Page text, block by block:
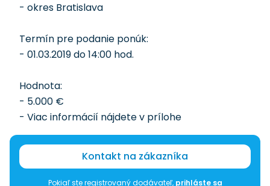
- okres Bratislava
Termín pre podanie ponúk:
- 01.03.2019 do 14:00 hod.
Hodnota:
- 5.000 €
- Viac informácií nájdete v prílohe
Kontakt na zákazníka
Pokiaľ ste registrovaný dodávateľ, prihláste sa